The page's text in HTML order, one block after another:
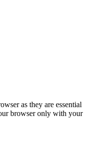
as they are essential
browser only with your